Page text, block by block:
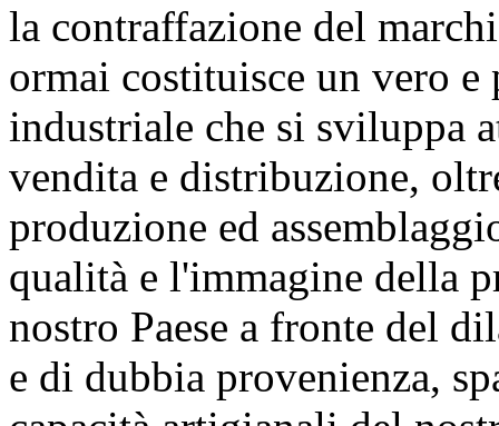
la contraffazione del
ormai costituisce un vero e
industriale che si sviluppa
vendita e distribuzione,
produzione ed
qualità e l'immagine della
nostro Paese a fronte del
e di dubbia provenienza,